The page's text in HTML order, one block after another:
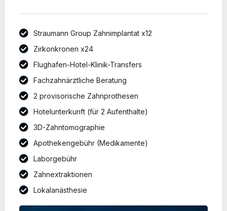
Straumann Group Zahnimplantat x12
Zirkonkronen x24
Flughafen-Hotel-Klinik-Transfers
Fachzahnärztliche Beratung
2 provisorische Zahnprothesen
Hotelunterkunft (für 2 Aufenthalte)
3D-Zahntomographie
Apothekengebühr (Medikamente)
Laborgebühr
Zahnextraktionen
Lokalanästhesie